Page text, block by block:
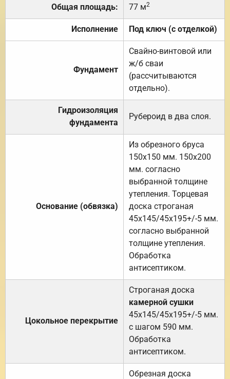
Общая площадь: 77 м2
Исполнение Под ключ (с отделкой)
Фундамент
Свайно-винтовой или
ж/б сваи
(рассчитываются
отдельно).
Гидроизоляция
фундамента
Рубероид в два слоя.
Основание (обвязка)
Из обрезного бруса
150х150 мм. 150х200
мм. согласно
выбранной толщине
утепления. Торцевая
доска строганая
45х145/45х195+/-5 мм.
согласно выбранной
толщине утепления.
Обработка
антисептиком.
Цокольное перекрытие
Строганая доска
камерной сушки
45х145/45х195+/-5 мм.
с шагом 590 мм.
Обработка
антисептиком.
Обрезная доска